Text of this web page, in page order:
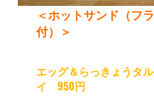
＜ホットサンド（フ
付）＞
エッグ＆らっきょうタ
イ
950円